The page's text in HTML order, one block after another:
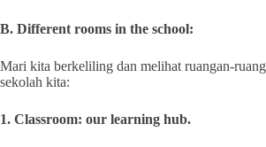
B. Different rooms in the school:
Mari kita berkeliling dan melihat ruangan-
sekolah kita:
1. Classroom: our learning hub.